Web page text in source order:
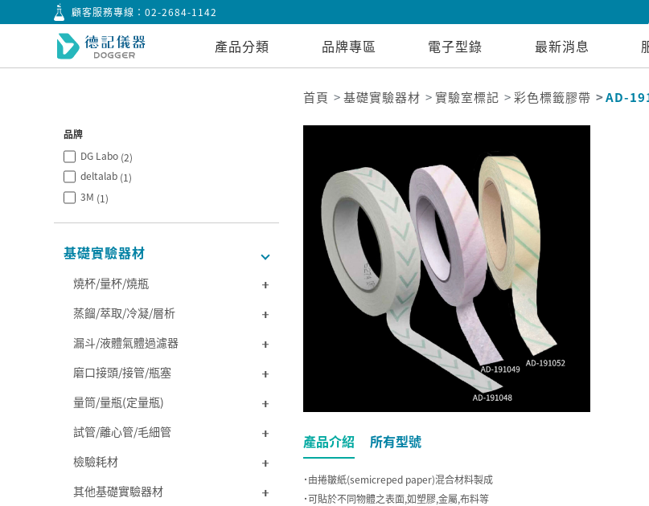
顧客服務專線：02-2684-1142
產品分類 品牌專區 電子型錄 最新消息
首頁 基礎實驗器材 實驗室標記 彩色標籤膠帶 AD-
品牌
DG Labo (2)
deltalab (1)
3M (1)
基礎實驗器材
燒杯/量杯/燒瓶
蒸餾/萃取/冷凝/層析
漏斗/液體氣體過濾器
磨口接頭/接管/瓶塞
量筒/量瓶(定量瓶)
試管/離心管/毛細管
檢驗耗材
其他基礎實驗器材
產品介紹 所有型號
˙由捲皺紙(semicreped paper)混合材料製成
˙可貼於不同物體之表面,如塑膠,金屬,布料等